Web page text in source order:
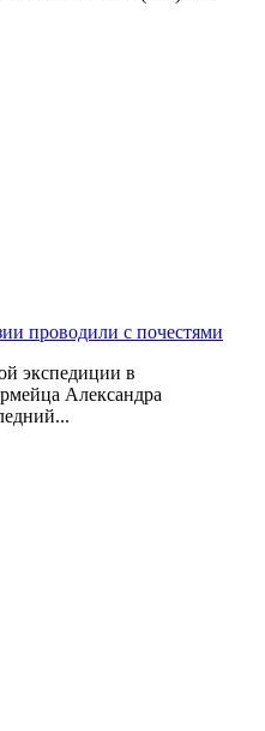
проводили с почестями
экспедиции в
Александра